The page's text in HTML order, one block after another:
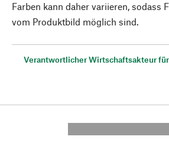
Farben kann daher variieren, sodass
vom Produktbild möglich sind.
Verantwortlicher Wirtschaftsakteur für